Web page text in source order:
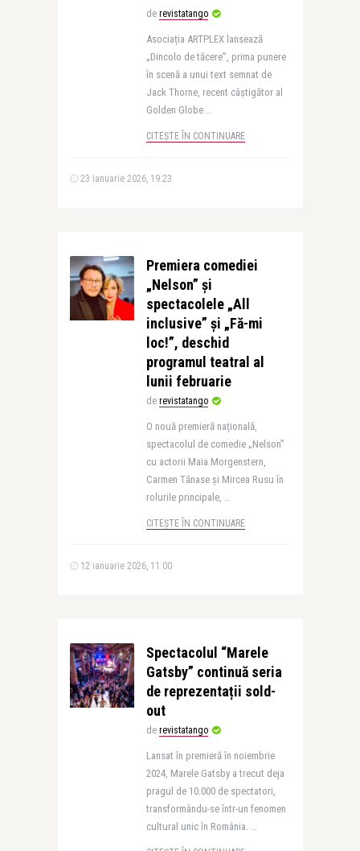
de revistatango
Asociația ARTPLEX lansează
„Dincolo de tăcere”, prima punere
în scenă a unui text semnat de
Jack Thorne, recent câștigător al
Golden Globe ..
CITEȘTE ÎN CONTINUARE
23 ianuarie 2026, 19:23
Premiera comediei
„Nelson” și
spectacolele „All
inclusive” și „Fă-mi
loc!”, deschid
programul teatral al
lunii februarie
de revistatango
O nouă premieră națională,
spectacolul de comedie „Nelson”
cu actorii Maia Morgenstern,
Carmen Tănase și Mircea Rusu în
rolurile principale, ..
CITEȘTE ÎN CONTINUARE
12 ianuarie 2026, 11:00
Spectacolul “Marele
Gatsby” continuă seria
de reprezentații sold-
out
de revistatango
Lansat în premieră în noiembrie
2024, Marele Gatsby a trecut deja
pragul de 10.000 de spectatori,
transformându-se într-un fenomen
cultural unic în România. ..